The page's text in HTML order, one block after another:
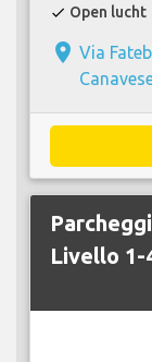
check Open lucht
place Via
Livello 1-